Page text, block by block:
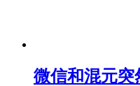
微信和混元突